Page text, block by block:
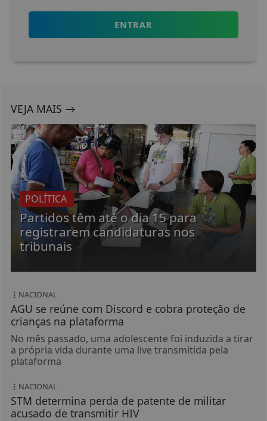
ENTRAR
VEJA MAIS
POLÍTICA
Partidos têm até o dia 15 para
registrarem candidaturas nos
tribunais
NACIONAL
AGU se reúne com Discord e cobra proteção de
crianças na plataforma
No mês passado, uma adolescente foi induzida a tirar
a própria vida durante uma live transmitida pela
plataforma
NACIONAL
STM determina perda de patente de militar
acusado de transmitir HIV